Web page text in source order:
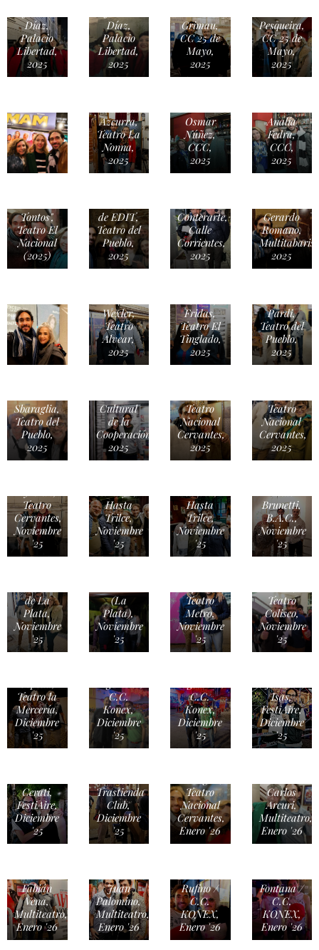
Díaz,
Palacio
Libertad,
2025
Díaz,
Palacio
Libertad,
2025
Grimau,
CC 25 de
Mayo,
2025
Pesqueira,
CC 25 de
Mayo,
2025
Azcurra,
Teatro La
Nonna,
2025
Osmar
Núñez,
CCC,
2025
Analía
Fedra,
CCC,
2025
Martín
Tontos",
Teatro El
Nacional
(2025)
de EDIT,
Teatro del
Pueblo,
2025
Conterarte,
Calle
Corrientes,
2025
Gerardo
Romano,
Multitabaris,
2025
Wexler,
Teatro
Alvear,
2025
Fridas,
Teatro El
Tinglado,
2025
Pardi,
Teatro del
Pueblo,
2025
Sbaraglia,
Teatro del
Pueblo,
2025
Cultural
de la
Cooperación,
2025
Teatro
Nacional
Cervantes,
2025
Teatro
Nacional
Cervantes,
2025
Teatro
Cervantes,
Noviembre
'25
Con
Hasta
Trilce,
Noviembre
'25
Juan
Manuel
Correa,
Hasta
Trilce,
Hasta
Trilce,
Noviembre
'25
Oscar
Brunetti,
B.A.C.,
Noviembre
'25
Lisandro
Aristimuño,
de La
Plata,
Noviembre
'25
Agustina
Quarchioni
&
Gerardo
(La
Plata),
Noviembre
'25
Teatro
Metro,
Noviembre
'25
Teatro
Coliseo,
Noviembre
'25
Gaston
Figueredo
Teatro la
Mercería,
Diciembre
'25
C.C.
Konex,
Diciembre
'25
C.C.
Konex,
Diciembre
'25
Isas,
FestiAire,
Diciembre
'25
Cerati,
FestiAire,
Diciembre
'25
Trastienda
Club,
Diciembre
'25
Teatro
Nacional
Cervantes,
Enero '26
Carlos
Arcuri,
Multiteatro,
Enero '26
Fabián
Vena,
Multiteatro,
Enero '26
Juan
Palomino,
Multiteatro,
Enero '26
Rufino /
C.C.
KONEX,
Enero '26
Fontana /
C.C.
KONEX,
Enero '26